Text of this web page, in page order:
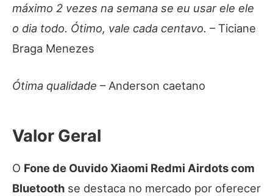
máximo 2 vezes na semana se eu usar ele ele
o dia todo. Ótimo, vale cada centavo. – Ticiane
Braga Menezes
Ótima qualidade – Anderson caetano
Valor Geral
O Fone de Ouvido Xiaomi Redmi Airdots com
Bluetooth se destaca no mercado por oferecer